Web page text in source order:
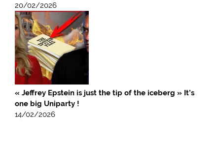
20/02/2026
« Jeffrey Epstein is just the tip of the iceberg » It’s
one big Uniparty !
14/02/2026